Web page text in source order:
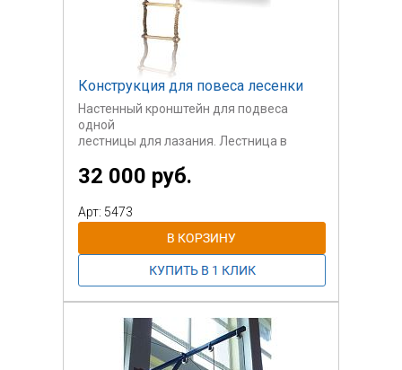
Конструкция для повеса лесенки
Настенный кронштейн для подвеса
одной
лестницы для лазания. Лестница в
не входит.
32 000 руб.
Арт: 5473